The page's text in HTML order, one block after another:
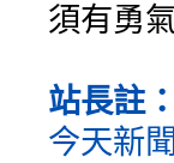
須有勇
站長註：
今天新